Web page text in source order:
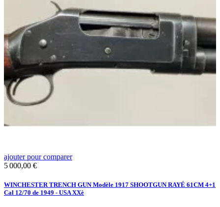
ajouter pour comparer
Prix
5 000,00 €
WINCHESTER TRENCH GUN Modèle 1917 SHOOTGUN RAYÉ 61CM 4+1
Cal 12/70 de 1949 - USA XXè